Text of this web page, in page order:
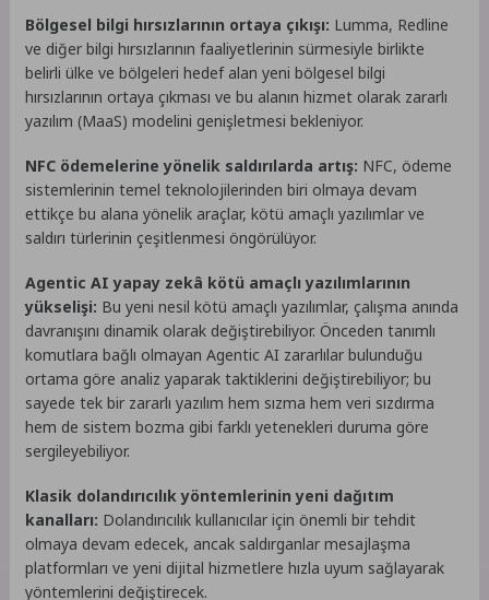
Bölgesel bilgi hırsızlarının ortaya çıkışı: Lumma, Redline
ve diğer bilgi hırsızlarının faaliyetlerinin sürmesiyle birlikte
belirli ülke ve bölgeleri hedef alan yeni bölgesel bilgi
hırsızlarının ortaya çıkması ve bu alanın hizmet olarak zararlı
yazılım (MaaS) modelini genişletmesi bekleniyor.
NFC ödemelerine yönelik saldırılarda artış: NFC, ödeme
sistemlerinin temel teknolojilerinden biri olmaya devam
ettikçe bu alana yönelik araçlar, kötü amaçlı yazılımlar ve
saldırı türlerinin çeşitlenmesi öngörülüyor.
Agentic AI yapay zekâ kötü amaçlı yazılımlarının
yükselişi: Bu yeni nesil kötü amaçlı yazılımlar, çalışma anında
davranışını dinamik olarak değiştirebiliyor. Önceden tanımlı
komutlara bağlı olmayan Agentic AI zararlılar bulunduğu
ortama göre analiz yaparak taktiklerini değiştirebiliyor; bu
sayede tek bir zararlı yazılım hem sızma hem veri sızdırma
hem de sistem bozma gibi farklı yetenekleri duruma göre
sergileyebiliyor.
Klasik dolandırıcılık yöntemlerinin yeni dağıtım
kanalları: Dolandırıcılık kullanıcılar için önemli bir tehdit
olmaya devam edecek, ancak saldırganlar mesajlaşma
platformları ve yeni dijital hizmetlere hızla uyum sağlayarak
yöntemlerini değiştirecek.